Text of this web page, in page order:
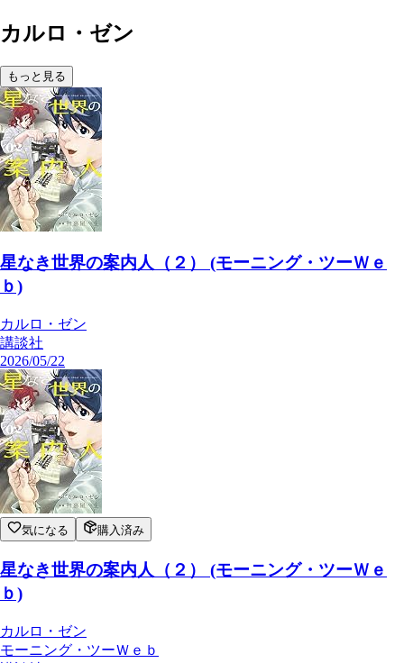
カルロ・ゼン
もっと見る
星なき世界の案内人（２） (モーニング・ツーＷｅ
ｂ)
カルロ・ゼン
講談社
2026/05/22
気になる 購入済み
星なき世界の案内人（２） (モーニング・ツーＷｅ
ｂ)
カルロ・ゼン
モーニング・ツーＷｅｂ